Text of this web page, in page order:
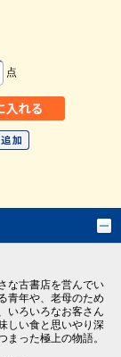
点
な古書店を営んでい
青年や、老母のため
いろいろなお客さん
しい食と思いやり深
った極上の物語。